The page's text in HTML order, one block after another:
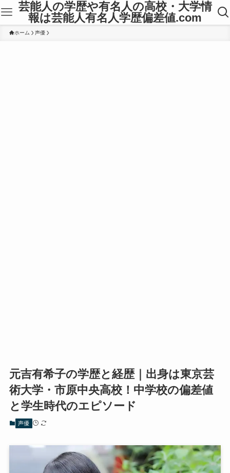
芸能人の学歴や有名人の高校・大学情
報は芸能人有名人学歴偏差値.com
ホーム 声優
元吉有希子の学歴と経歴｜出身は東京芸
術大学・市原中央高校！中学校の偏差値
と学生時代のエピソード
声優